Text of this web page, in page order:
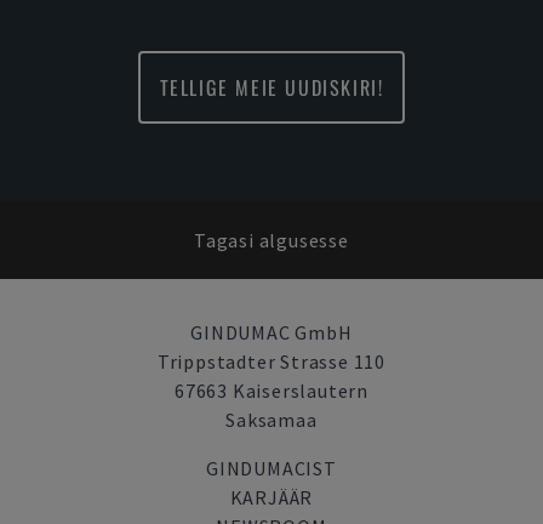
TELLIGE MEIE UUDISKIRI!
Tagasi algusesse
GINDUMAC GmbH
Trippstadter Strasse 110
67663 Kaiserslautern
Saksamaa
GINDUMACIST
KARJÄÄR